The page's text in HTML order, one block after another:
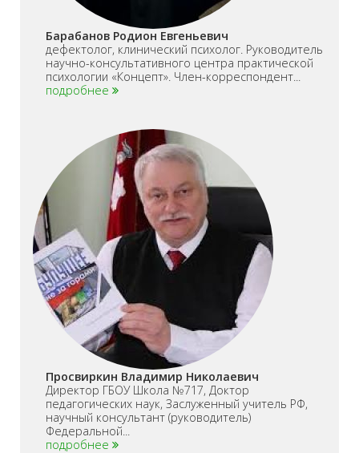
Барабанов Родион Евгеньевич
дефектолог, клинический психолог. Руководитель
научно-консультативного центра практической
психологии «Концепт». Член-корреспондент...
подробнее
Просвиркин Владимир Николаевич
Директор ГБОУ Школа №717, Доктор
педагогических наук, Заслуженный учитель РФ,
научный консультант (руководитель)
Федеральной...
подробнее